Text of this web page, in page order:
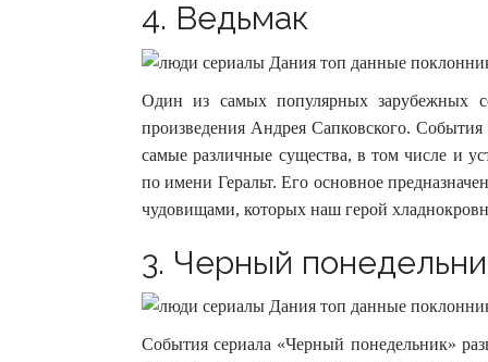
4. Ведьмак
Один из самых популярных зарубежных
произведения Андрея Сапковского.
самые различные существа, в том числе и
по имени Геральт. Его основное
чудовищами, которых наш герой
3. Черный
События сериала «Черный понедельник»